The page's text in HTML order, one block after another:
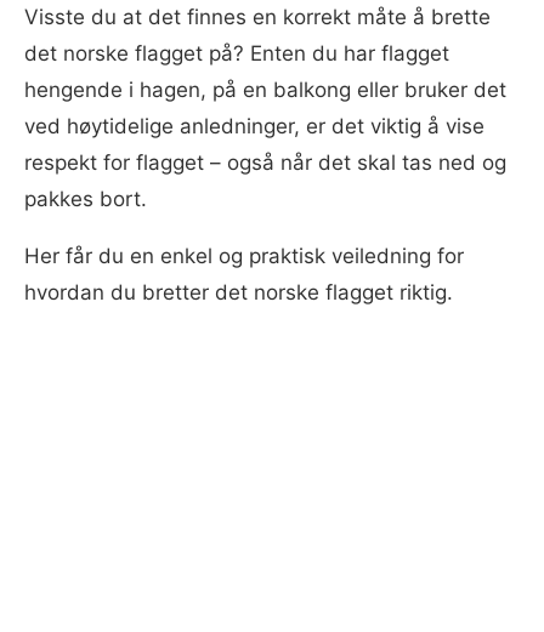
Visste du at det finnes en korrekt måte å brette
det norske flagget på? Enten du har flagget
hengende i hagen, på en balkong eller bruker det
ved høytidelige anledninger, er det viktig å vise
respekt for flagget – også når det skal tas ned og
pakkes bort.
Her får du en enkel og praktisk veiledning for
hvordan du bretter det norske flagget riktig.